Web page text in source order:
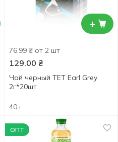
+
76.99 ₴ от 2 шт
129.00 ₴
Чай черный ТЕТ Earl Grey
2г*20шт
40 г
ОПТ